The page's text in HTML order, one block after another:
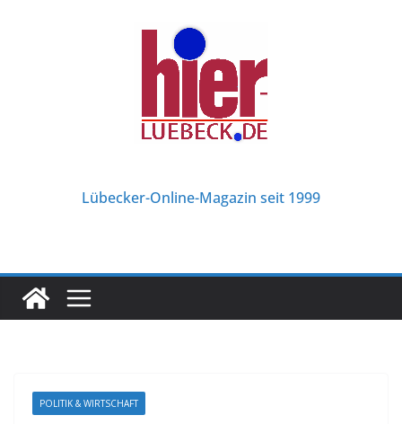
Lübecker-Online-Magazin seit 1999
POLITIK & WIRTSCHAFT